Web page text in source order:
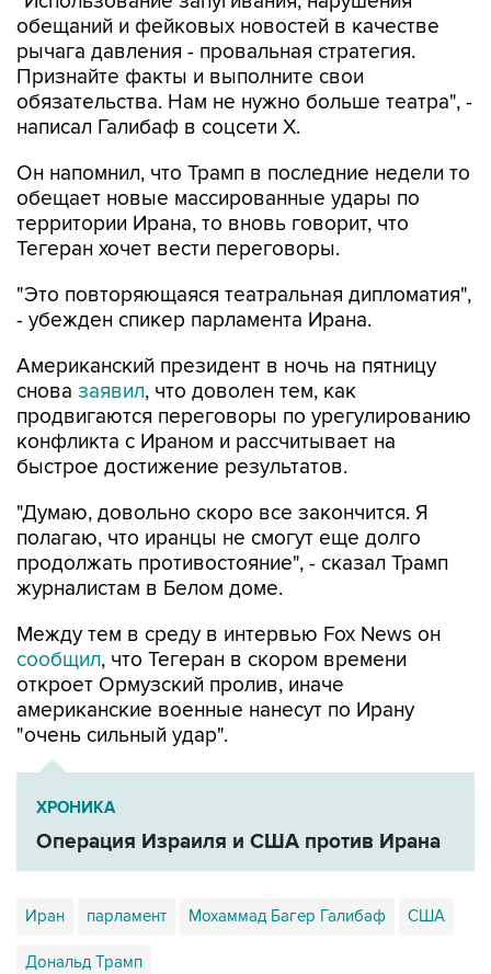
обещаний и фейковых новостей в качестве
рычага давления - провальная стратегия.
Признайте факты и выполните свои
обязательства. Нам не нужно больше театра", -
написал Галибаф в соцсети X.
Он напомнил, что Трамп в последние недели то
обещает новые массированные удары по
территории Ирана, то вновь говорит, что
Тегеран хочет вести переговоры.
"Это повторяющаяся театральная дипломатия",
- убежден спикер парламента Ирана.
Американский президент в ночь на пятницу
снова заявил, что доволен тем, как
продвигаются переговоры по урегулированию
конфликта с Ираном и рассчитывает на
быстрое достижение результатов.
"Думаю, довольно скоро все закончится. Я
полагаю, что иранцы не смогут еще долго
продолжать противостояние", - сказал Трамп
журналистам в Белом доме.
Между тем в среду в интервью Fox News он
сообщил, что Тегеран в скором времени
откроет Ормузский пролив, иначе
американские военные нанесут по Ирану
"очень сильный удар".
ХРОНИКА
Операция Израиля и США против Ирана
Иран парламент Мохаммад Багер Галибаф США
Дональд Трамп